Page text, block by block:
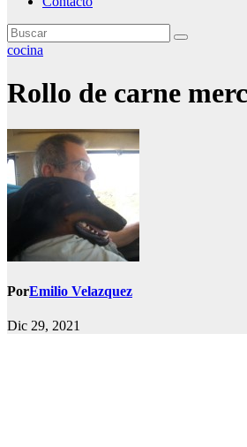
cocina
Rollo de carne
PorEmilio Velazquez
Dic 29, 2021